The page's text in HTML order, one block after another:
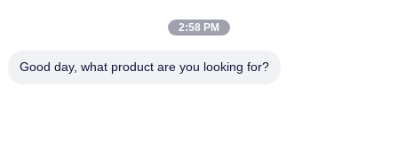
마텐 자이 트계 스테
스테인리스를 강하게
2:58 PM
Good day, what product are you looking for?